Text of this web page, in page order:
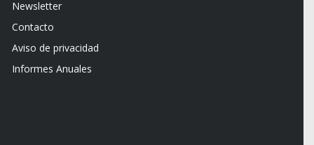
Newsletter
Contacto
Aviso de privacidad
Informes Anuales